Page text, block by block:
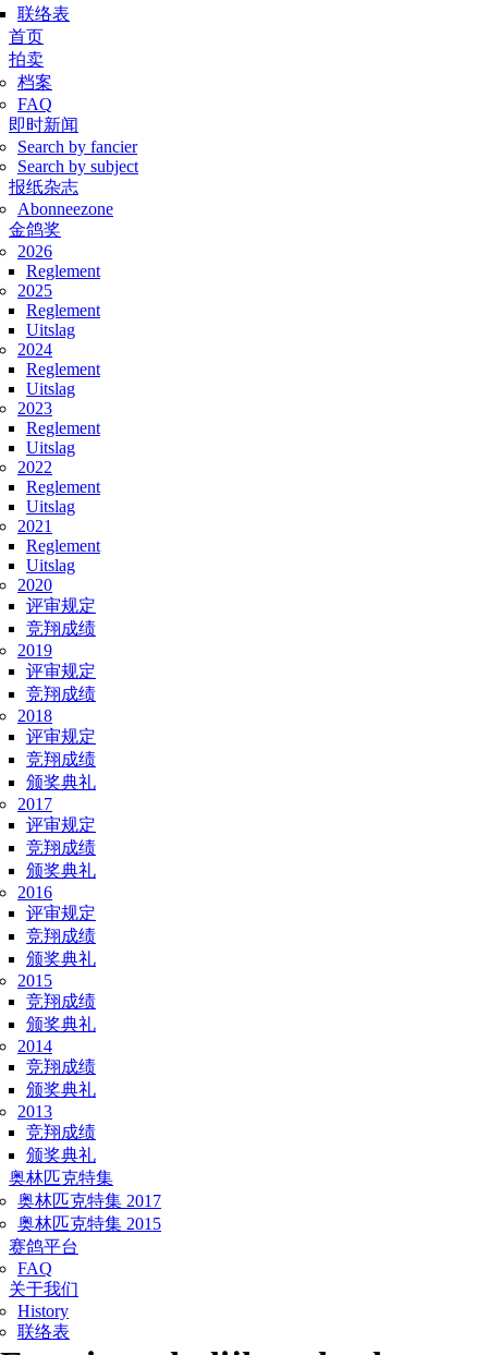
联络表
Hoofdmenu
首页
拍卖
档案
FAQ
即时新闻
Search by fancier
Search by subject
报纸杂志
Abonneezone
金鸽奖
2026
Reglement
2025
Reglement
Uitslag
2024
Reglement
Uitslag
2023
Reglement
Uitslag
2022
Reglement
Uitslag
2021
Reglement
Uitslag
2020
评审规定
竞翔成绩
2019
评审规定
竞翔成绩
2018
评审规定
竞翔成绩
颁奖典礼
2017
评审规定
竞翔成绩
颁奖典礼
2016
评审规定
竞翔成绩
颁奖典礼
2015
竞翔成绩
颁奖典礼
2014
竞翔成绩
颁奖典礼
2013
竞翔成绩
颁奖典礼
奥林匹克特集
奥林匹克特集 2017
奥林匹克特集 2015
赛鸽平台
FAQ
关于我们
History
联络表